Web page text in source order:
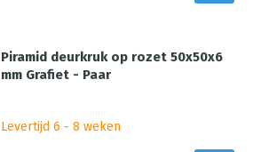
Piramid deurkruk op rozet 50x50x6
mm Grafiet - Paar
Levertijd 6 - 8 weken